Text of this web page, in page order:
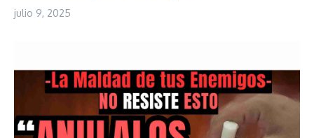
julio 9, 2025